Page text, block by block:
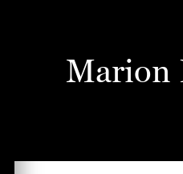
Marion